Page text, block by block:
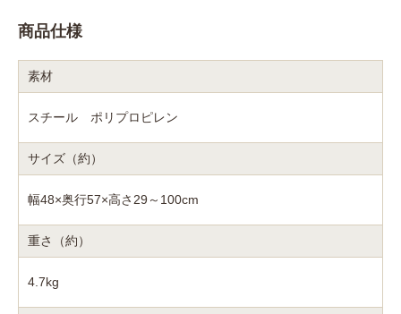
商品仕様
素材
スチール ポリプロピレン
サイズ（約）
幅48×奥行57×高さ29～100cm
重さ（約）
4.7kg